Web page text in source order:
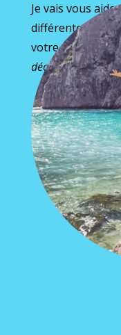
Je vais vous
différentes
votre vie !(oui
découler…)